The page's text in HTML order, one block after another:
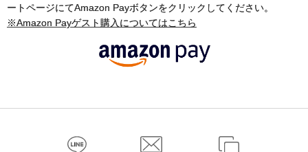
ートページにてAmazon Payボタンをクリックしてください。
※Amazon Payゲスト購入についてはこちら